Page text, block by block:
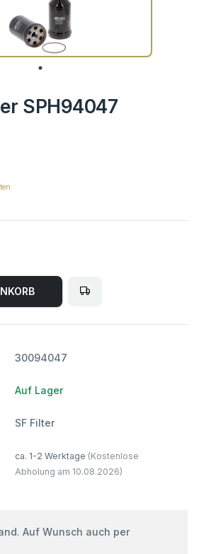
SPH94047
30094047
Auf Lager
SF Filter
ca. 1-2 Werktage (Kostenlose
Abholung am 10.08.2026)
Auf Wunsch auch per